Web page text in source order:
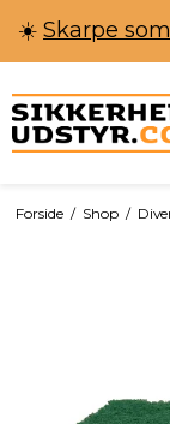
☀️ Skarpe
Forside / Shop /